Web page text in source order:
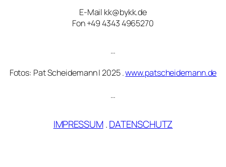
E-Mail kk@bykk.de
Fon +49 4343 4965270
…
Fotos: Pat Scheidemann | 2025 .www.patscheidemann.de
…
IMPRESSUM.DATENSCHUTZ